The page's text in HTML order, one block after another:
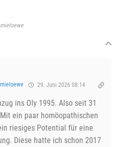
29. Juni 2026 08:14
ins Oly 1995. Also seit 31
ein paar homöopathischen
riesiges Potential für eine
Diese hatte ich schon 2017